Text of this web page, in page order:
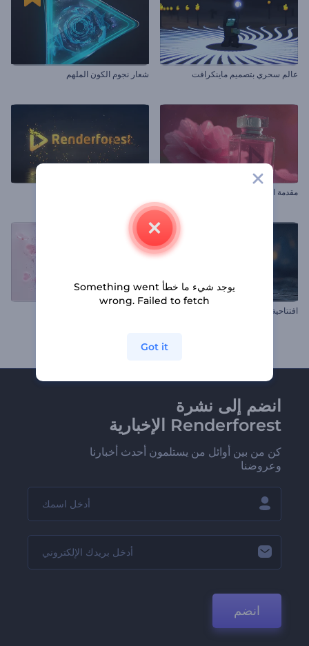
عالم سحري بتصميم ماينكرافت شعار نجوم الكون الملهم
مقدمة العطر الزهري
افتتاحية روبوت العنكبوت
انضم إلى نشرة
Renderforest الإخبارية
كن من بين أوائل من يستلمون أحدث أخبارنا
وعروضنا
انضم
يوجد شيء ما خطأ Something went
wrong. Failed to fetch
Got it